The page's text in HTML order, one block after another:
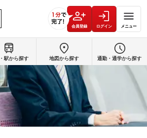
会員登録 ログイン メニュー
駅から探す 地図から探す 通勤・通学から探す